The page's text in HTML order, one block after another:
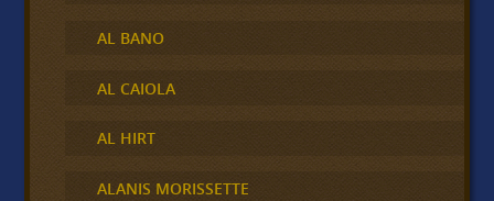
AL BANO
AL CAIOLA
AL HIRT
ALANIS MORISSETTE